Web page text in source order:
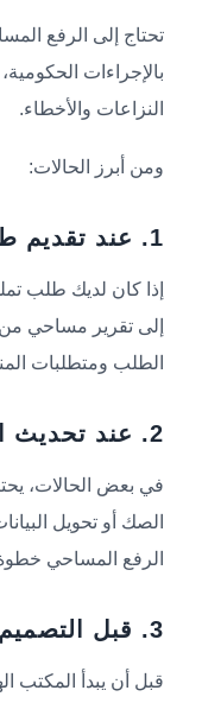
تحتاج إلى الرفع
بالإجراءات
النزاعات والأخطاء.
ومن أبرز الحالات:
1. عند تقديم طلب عبر منصة إحكام
إذا كان لديك طلب
إلى تقرير مساحي
الطلب ومتطلبات
2. عند تحديث الصكوك
في بعض الحالات،
الصك أو تحويل
الرفع المساحي
3. قبل التصميم والبناء
قبل أن يبدأ المكتب